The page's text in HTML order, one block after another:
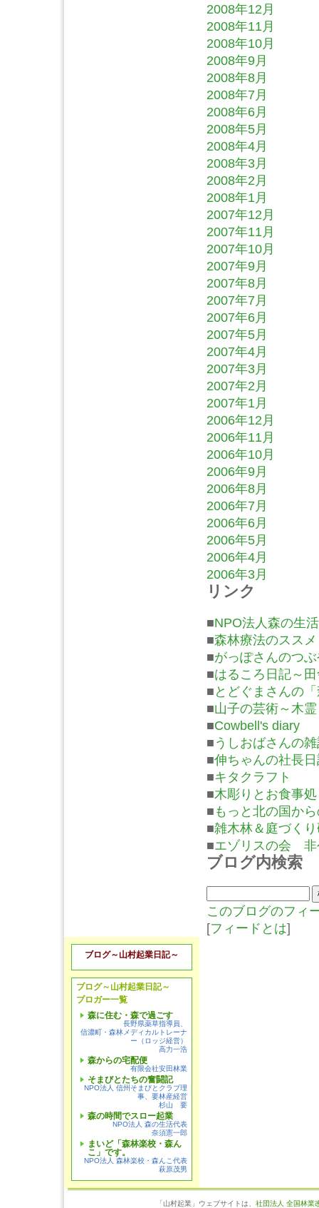
2008年12月
2008年11月
2008年10月
2008年9月
2008年8月
2008年7月
2008年6月
2008年5月
2008年4月
2008年3月
2008年2月
2008年1月
2007年12月
2007年11月
2007年10月
2007年9月
2007年8月
2007年7月
2007年6月
2007年5月
2007年4月
2007年3月
2007年2月
2007年1月
2006年12月
2006年11月
2006年10月
2006年9月
2006年8月
2006年7月
2006年6月
2006年5月
2006年4月
2006年3月
リンク
■NPO法人森の生活
■森林療法のススメ
■がっぽさんのつ
■はるころ日記～
■ とどぐまさんの
■山子の芸術～木
■Cowbell's diary
■ うしおばさんの
■伸ちゃんの社長
■キタクラフト
■木彫りとお食事
■ もっと北の国か
■雑木林＆庭づく
■エゾリスの会 非
ブログ内検索
このブログのフィ
[フィードとは]
ブログ～山村起業日記～
ブログ～山村起業日記～
ブロガー一覧
森に住む・森で過ごす
長野県薬草指導員、
信濃町・森林メディカルトレーナ
ー（ロッジ経営）
高力一浩
森からの宅配便
有限会社安田林業
そまびとたちの奮闘記
NPO法人 信州そまびとクラブ理
事、要林産経営
杉山 要
森の時間でスロー起業
NPO法人 森の生活代表
奈須憲一郎
まいど「森林楽校・森ん
こ」です。
NPO法人 森林楽校・森んこ代表
萩原茂男
「山村起業」ウェブサイトは、 社団法人 全国林業